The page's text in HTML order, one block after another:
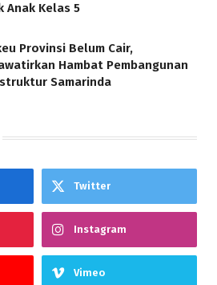
Anak Kelas 5
Provinsi Belum Cair,
Hambat Pembangunan
Samarinda
Twitter
Instagram
Vimeo